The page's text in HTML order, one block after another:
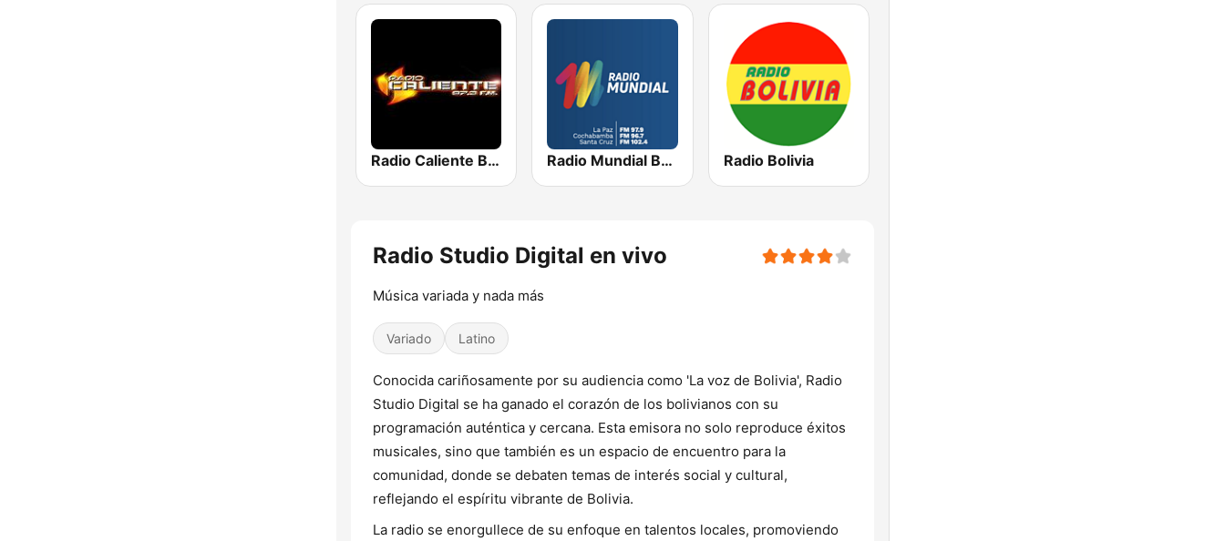
Radio Caliente Bolivia Radio Mundial Bolivia Radio Bolivia
Radio Studio Digital en vivo
Música variada y nada más
Variado Latino
Conocida cariñosamente por su audiencia como 'La voz de Bolivia', Radio
Studio Digital se ha ganado el corazón de los bolivianos con su
programación auténtica y cercana. Esta emisora no solo reproduce éxitos
musicales, sino que también es un espacio de encuentro para la
comunidad, donde se debaten temas de interés social y cultural,
reflejando el espíritu vibrante de Bolivia.
La radio se enorgullece de su enfoque en talentos locales, promoviendo